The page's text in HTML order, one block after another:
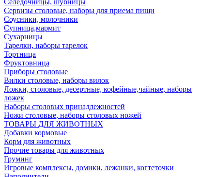
Селедочницы, шубницы
Сервизы столовые, наборы для приема пищи
Соусники, молочники
Супница,мармит
Сухарницы
Тарелки, наборы тарелок
Тортница
Фруктовница
Приборы столовые
Вилки столовые, наборы вилок
Ложки, столовые, десертные, кофейные,чайные, наборы
ложек
Наборы столовых принадлежностей
Ножи столовые, наборы столовых ножей
ТОВАРЫ ДЛЯ ЖИВОТНЫХ
Добавки кормовые
Корм для животных
Прочие товары для животных
Груминг
Игровые комплексы, домики, лежанки, когтеточки